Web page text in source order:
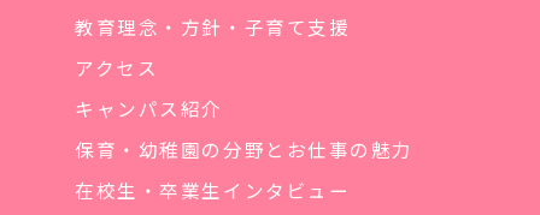
教育理念・方針・子育て支援
アクセス
キャンパス紹介
保育・幼稚園の分野とお仕事の魅力
在校生・卒業生インタビュー